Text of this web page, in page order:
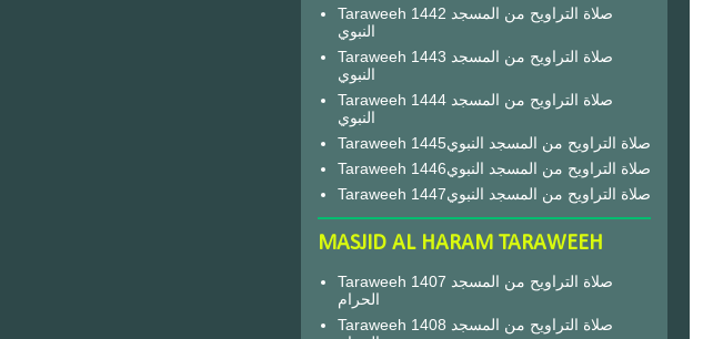
Taraweeh 1442 صلاة التراويح من المسجد
النبوي
Taraweeh 1443 صلاة التراويح من المسجد
النبوي
Taraweeh 1444 صلاة التراويح من المسجد
النبوي
Taraweeh 1445صلاة التراويح من المسجد النبوي
Taraweeh 1446صلاة التراويح من المسجد النبوي
Taraweeh 1447صلاة التراويح من المسجد النبوي
MASJID AL HARAM TARAWEEH
Taraweeh 1407 صلاة التراويح من المسجد
الحرام
Taraweeh 1408 صلاة التراويح من المسجد